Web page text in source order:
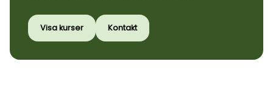
Visa kurser Kontakt